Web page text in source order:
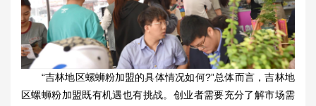
“吉林地区螺蛳粉加盟的具体情况如何?”总体而言，吉林地
区螺蛳粉加盟既有机遇也有挑战。创业者需要充分了解市场需